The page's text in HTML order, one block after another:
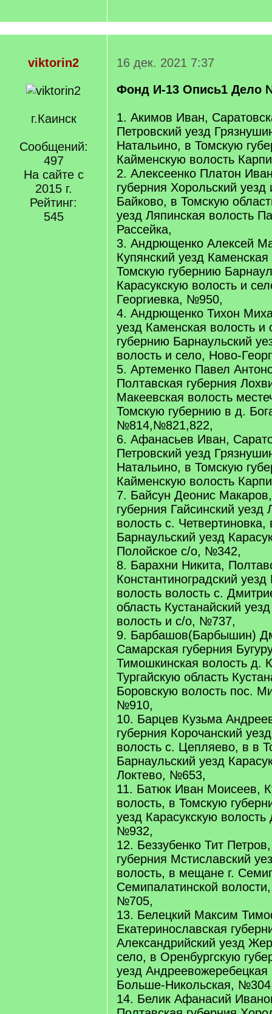
viktorin2
г.Каинск
Сообщений:
497
На сайте с
2015 г.
Рейтинг:
545
16 дек. 2021 7:37
Фонд И-13 Опись1 Дело
1. Акимов Иван,
Петровский уезд
Натальино, в Томскую
Кайменскую волость
2. Алексеенко Платон
губерния Хорольский уезд
Байково, в Томскую
уезд Ляпинская волость
Рассейка,
3. Андрющенко Алексей
Купянский уезд
Томскую губернию
Карасукскую волость и
Георгиевка, №950,
4. Андрющенко Тихон
уезд Каменская волость и
губернию Барнаульский
волость и село, Ново-
5. Артеменко Павел
Полтавская губерния
Макеевская волость
Томскую губернию в д.
№814,№821,822,
6. Афанасьев Иван,
Петровский уезд
Натальино, в Томскую
Кайменскую волость
7. Байсун Деонис
губерния Гайсинский
волость с.
Барнаульский уезд
Полойское с/о, №342,
8. Барахни Никита,
Константиноградский
волость волость с.
область Кустанайский
волость и с/о, №737,
9. Барбашов(Барбышин)
Самарская губерния
Тимошкинская волость д.
Тургайскую область
Боровскую волость пос.
№910,
10. Барцев Кузьма
губерния Корочанский
волость с. Цепляево, в в
Барнаульский уезд
Локтево, №653,
11. Батюк Иван Моисеев,
волость, в Томскую
уезд Карасукскую
№932,
12. Беззубенко Тит
губерния Мстиславский
волость, в мещане г.
Семипалатинской
№705,
13. Белецкий Максим
Екатеринославская
Александрийский уезд
село, в Оренбургскую
уезд Андреевожеребецкая
Больше-Никольская,
14. Белик Афанасий